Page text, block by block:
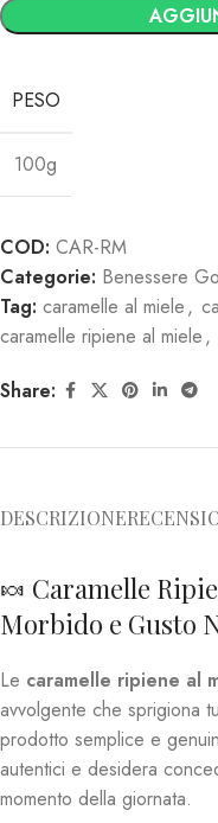
PESO
100g
COD: CAR-RM
Categorie: Benessere
Tag: caramelle al miele,
caramelle ripiene al miele,
Share:
DESCRIZIONE
🍬 Caramelle
Morbido e Gusto
Le caramelle ripiene al
avvolgente che sprigiona
prodotto semplice e
autentici e desidera
momento della giornata.